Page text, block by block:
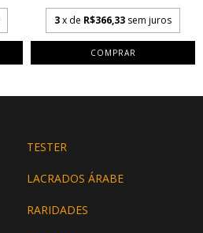
3x de R$366,33 sem juros
COMPRAR
TESTER
LACRADOS ÁRABE
RARIDADES